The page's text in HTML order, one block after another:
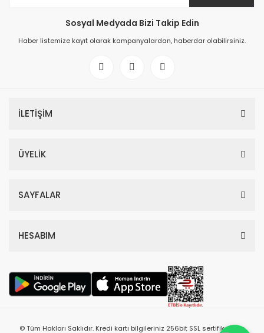
Sosyal Medyada Bizi Takip Edin
Haber listemize kayıt olarak kampanyalardan, haberdar olabilirsiniz.
İLETİŞİM
ÜYELİK
SAYFALAR
HESABIM
© Tüm Hakları Saklıdır. Kredi kartı bilgileriniz 256bit SSL sertifikası ile